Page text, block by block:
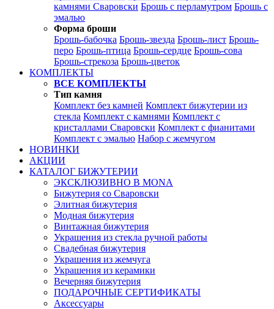
камнями Сваровски Брошь с перламутром Брошь с
эмалью
Форма броши
Брошь-бабочка Брошь-звезда Брошь-лист Брошь-
перо Брошь-птица Брошь-сердце Брошь-сова
Брошь-стрекоза Брошь-цветок
КОМПЛЕКТЫ
ВСЕ КОМПЛЕКТЫ
Тип камня
Комплект без камней Комплект бижутерии из
стекла Комплект с камнями Комплект с
кристаллами Сваровски Комплект с фианитами
Комплект с эмалью Набор с жемчугом
НОВИНКИ
АКЦИИ
КАТАЛОГ БИЖУТЕРИИ
ЭКСКЛЮЗИВНО В MONA
Бижутерия со Сваровски
Элитная бижутерия
Модная бижутерия
Винтажная бижутерия
Украшения из стекла ручной работы
Свадебная бижутерия
Украшения из жемчуга
Украшения из керамики
Вечерняя бижутерия
ПОДАРОЧНЫЕ СЕРТИФИКАТЫ
Аксессуары